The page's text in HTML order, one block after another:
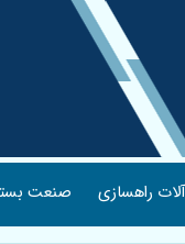
راهسازی صنعت